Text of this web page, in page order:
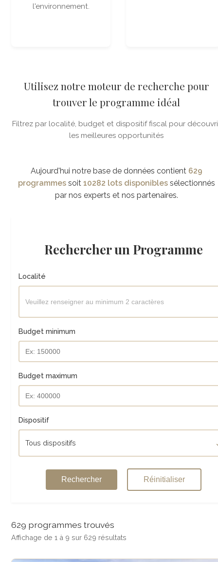
l'environnement.
Utilisez notre moteur de recherche pour
trouver le programme idéal
Filtrez par localité, budget et dispositif fiscal pour
les meilleures opportunités
Aujourd'hui notre base de données contient 629
programmessoit 10282 lots disponiblessélectionnés
par nos experts et nos partenaires.
Rechercher un Programme
Localité
Budget minimum
Budget maximum
Dispositif
Tous dispositifs
Rechercher Réinitialiser
629 programmes trouvés
Affichage de 1 à 9 sur 629 résultats